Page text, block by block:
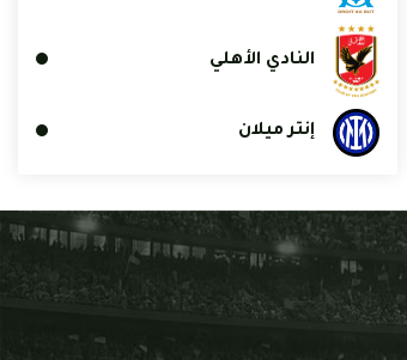
النادي الأهلي
إنتر ميلان